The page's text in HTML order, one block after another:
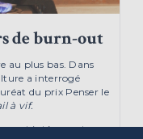
de burn-out
au plus bas. Dans
a interrogé
du prix Penser le
à vif.
intéressante :